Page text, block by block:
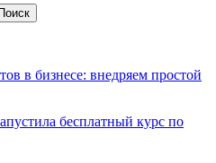
в бизнесе: внедряем простой
бесплатный курс по